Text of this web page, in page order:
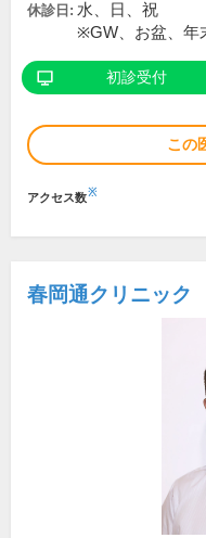
休診日: 水、日、祝
※GW、お盆、年
初診受付
この
アクセス数※
春岡通クリニック